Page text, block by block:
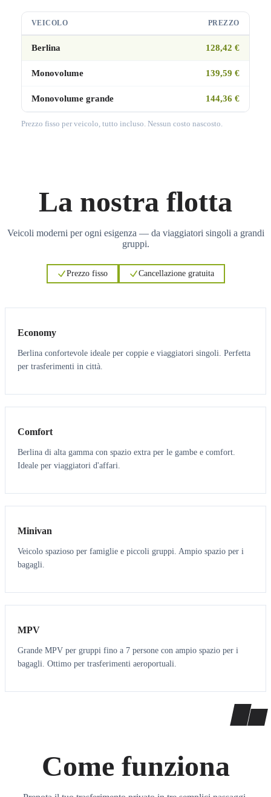
VEICOLO PREZZO
Berlina 128,42 €
Monovolume 139,59 €
Monovolume grande 144,36 €
Prezzo fisso per veicolo, tutto incluso. Nessun costo nascosto.
La nostra flotta
Veicoli moderni per ogni esigenza — da viaggiatori singoli a grandi
gruppi.
Prezzo fisso Cancellazione gratuita
Economy
Berlina confortevole ideale per coppie e viaggiatori singoli. Perfetta
per trasferimenti in città.
3 3
Comfort
Berlina di alta gamma con spazio extra per le gambe e comfort.
Ideale per viaggiatori d'affari.
6 5
Minivan
Veicolo spazioso per famiglie e piccoli gruppi. Ampio spazio per i
bagagli.
7 7
MPV
Grande MPV per gruppi fino a 7 persone con ampio spazio per i
bagagli. Ottimo per trasferimenti aeroportuali.
Come funziona